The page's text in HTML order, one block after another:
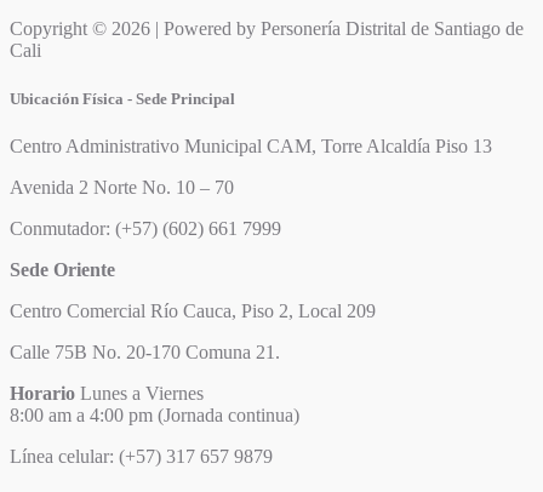
Copyright © 2026 | Powered by Personería Distrital de Santiago de
Cali
Ubicación Física - Sede Principal
Centro Administrativo Municipal CAM, Torre Alcaldía Piso 13
Avenida 2 Norte No. 10 – 70
Conmutador: (+57) (602) 661 7999
Sede Oriente
Centro Comercial Río Cauca, Piso 2, Local 209
Calle 75B No. 20-170 Comuna 21.
Horario Lunes a Viernes
8:00 am a 4:00 pm (Jornada continua)
Línea celular: (+57) 317 657 9879